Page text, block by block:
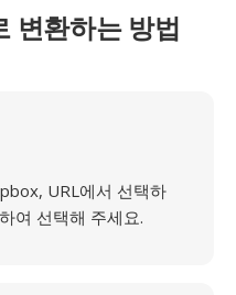
변환하는 방법
URL에서 선택하
여 선택해 주세요.